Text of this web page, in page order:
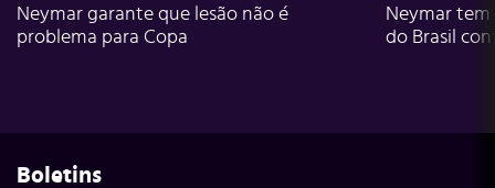
Neymar garante que lesão não é
problema para Copa
Neymar
do Brasil
Boletins